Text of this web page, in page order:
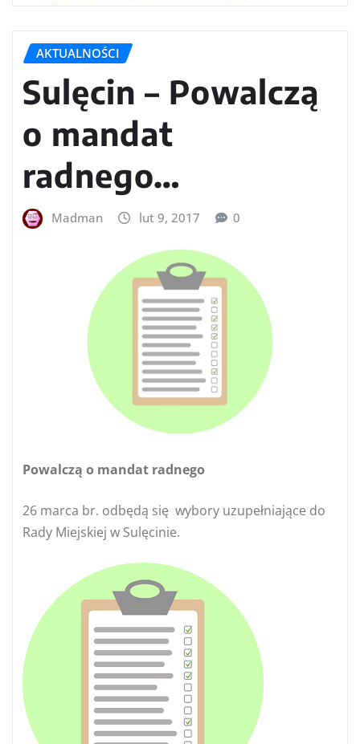
AKTUALNOŚCI
Sulęcin – Powalczą
o mandat
radnego…
Madman lut 9, 2017 0
Powalczą o mandat radnego
26 marca br. odbędą się wybory uzupełniające do
Rady Miejskiej w Sulęcinie.